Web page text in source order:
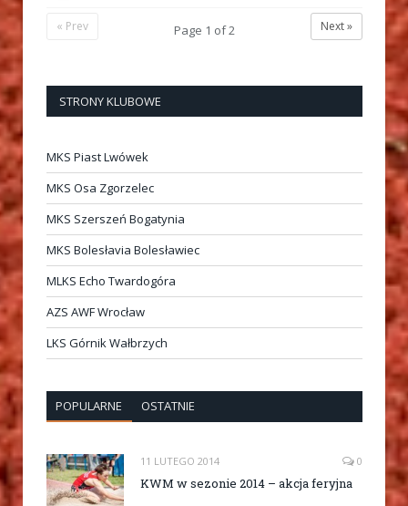
Next »
Page 1 of2
« Prev
STRONY KLUBOWE
MKS Piast Lwówek
MKS Osa Zgorzelec
MKS Szerszeń Bogatynia
MKS Bolesłavia Bolesławiec
MLKS Echo Twardogóra
AZS AWF Wrocław
LKS Górnik Wałbrzych
POPULARNE OSTATNIE
11 LUTEGO 2014 0
KWM w sezonie 2014 – akcja feryjna